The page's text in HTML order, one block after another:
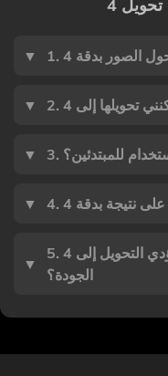
▼
▼
▼ للمبتدئين؟
▼
▼
5. هل سيؤدي التحويل إلى 4K إلى تحسين صوري منخفضة
الجودة؟